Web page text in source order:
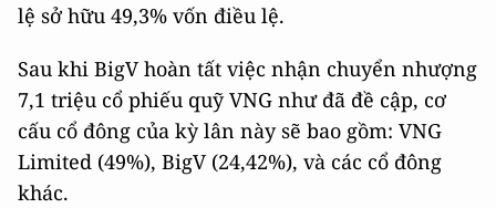
lệ sở hữu 49,3% vốn điều lệ.
Sau khi BigV hoàn tất việc nhận chuyển nhượng
7,1 triệu cổ phiếu quỹ VNG như đã đề cập, cơ
cấu cổ đông của kỳ lân này sẽ bao gồm: VNG
Limited (49%), BigV (24,42%), và các cổ đông
khác.